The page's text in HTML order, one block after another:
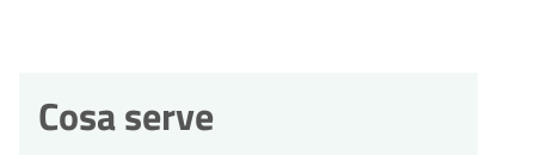
Cosa serve